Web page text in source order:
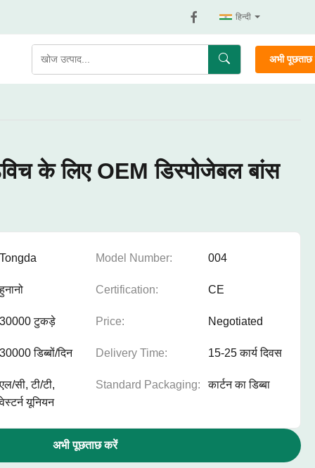
हिन्दी
अभी
के लिए OEM डिस्पोजेबल बांस
Tongda Model Number: 004
हुनानो Certification: CE
30000 टुकड़े Price: Negotiated
30000 डिब्बों/दिन Delivery Time: 15-25 कार्य दिवस
एल/सी, टी/टी,
वेस्टर्न यूनियन
Standard Packaging: कार्टन का डिब्बा
अभी पूछताछ करें